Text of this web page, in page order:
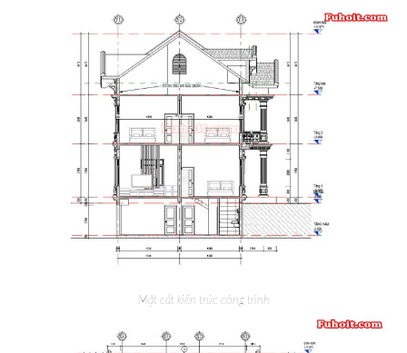
Mặt cắt kiến trúc công trình